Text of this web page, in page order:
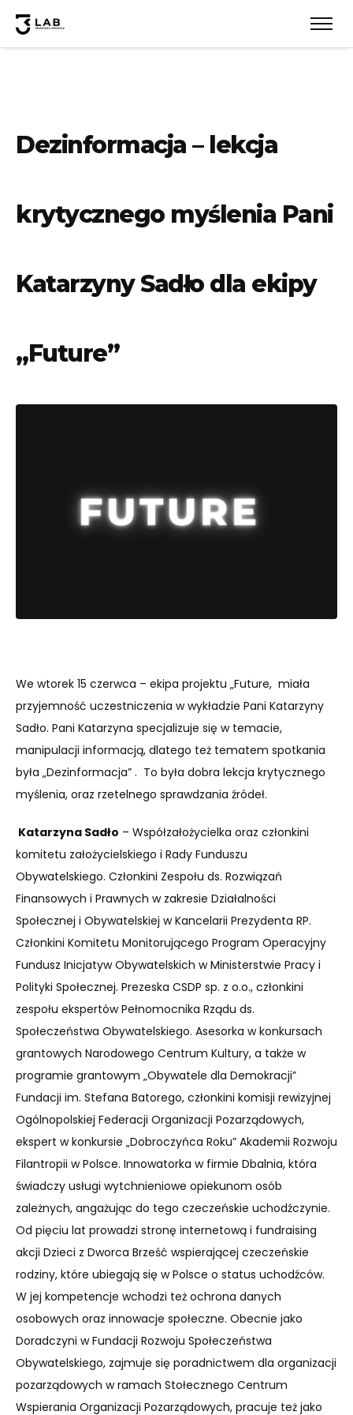
Dezinformacja – lekcja
krytycznego myślenia Pani
Katarzyny Sadło dla ekipy
„Future”
We wtorek 15 czerwca – ekipa projektu „Future, miała
przyjemność uczestniczenia w wykładzie Pani Katarzyny
Sadło. Pani Katarzyna specjalizuje się w temacie,
manipulacji informacją, dlatego też tematem spotkania
była „Dezinformacja” . To była dobra lekcja krytycznego
myślenia, oraz rzetelnego sprawdzania źródeł.
Katarzyna Sadło – Współzałożycielka oraz członkini
komitetu założycielskiego i Rady Funduszu
Obywatelskiego. Członkini Zespołu ds. Rozwiązań
Finansowych i Prawnych w zakresie Działalności
Społecznej i Obywatelskiej w Kancelarii Prezydenta RP.
Członkini Komitetu Monitorującego Program Operacyjny
Fundusz Inicjatyw Obywatelskich w Ministerstwie Pracy i
Polityki Społecznej. Prezeska CSDP sp. z o.o., członkini
zespołu ekspertów Pełnomocnika Rządu ds.
Społeczeństwa Obywatelskiego. Asesorka w konkursach
grantowych Narodowego Centrum Kultury, a także w
programie grantowym „Obywatele dla Demokracji”
Fundacji im. Stefana Batorego, członkini komisji rewizyjnej
Ogólnopolskiej Federacji Organizacji Pozarządowych,
ekspert w konkursie „Dobroczyńca Roku” Akademii Rozwoju
Filantropii w Polsce. Innowatorka w firmie Dbalnia, która
świadczy usługi wytchnieniowe opiekunom osób
zależnych, angażując do tego czeczeńskie uchodźczynie.
Od pięciu lat prowadzi stronę internetową i fundraising
akcji Dzieci z Dworca Brześć wspierającej czeczeńskie
rodziny, które ubiegają się w Polsce o status uchodźców.
W jej kompetencje wchodzi też ochrona danych
osobowych oraz innowacje społeczne. Obecnie jako
Doradczyni w Fundacji Rozwoju Społeczeństwa
Obywatelskiego, zajmuje się poradnictwem dla organizacji
pozarządowych w ramach Stołecznego Centrum
Wspierania Organizacji Pozarządowych, pracuje też jako